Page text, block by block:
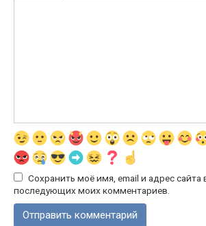
Сохранить моё имя, email и адрес сайта
последующих моих комментариев.